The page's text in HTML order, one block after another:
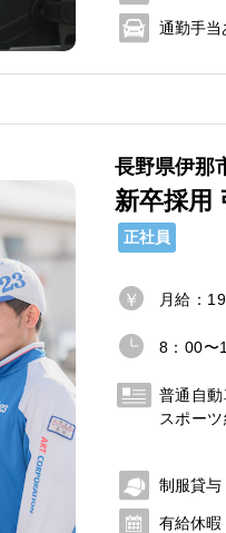
通勤手当
長野県伊那
新卒採用
正社員
月給：
8：00〜
普通自
スポー
制服貸与
有給休暇